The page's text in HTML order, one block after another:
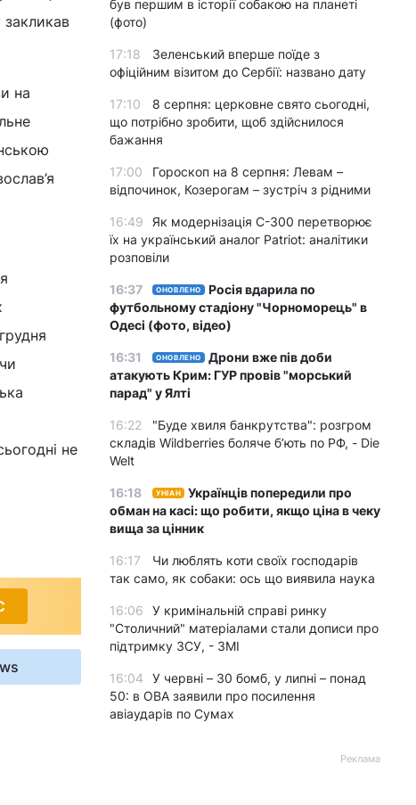
на
не
був першим в історії собакою на планеті
(фото)
17:18
Зеленський вперше поїде з
офіційним візитом до Сербії: названо дату
17:10
8 серпня: церковне свято сьогодні,
що потрібно зробити, щоб здійснилося
бажання
17:00
Гороскоп на 8 серпня: Левам –
відпочинок, Козерогам – зустріч з рідними
16:49
Як модернізація С-300 перетворює
їх на український аналог Patriot: аналітики
розповіли
16:37 ОНОВЛЕНО
Росія вдарила по
футбольному стадіону "Чорноморець" в
Одесі (фото, відео)
16:31 ОНОВЛЕНО
Дрони вже пів доби
атакують Крим: ГУР провів "морський
парад" у Ялті
16:22
"Буде хвиля банкрутства": розгром
складів Wildberries боляче бʼють по РФ, - Die
Welt
16:18 УНІАН
Українців попередили про
обман на касі: що робити, якщо ціна в чеку
вища за цінник
16:17
Чи люблять коти своїх господарів
так само, як собаки: ось що виявила наука
16:06
У кримінальній справі ринку
"Столичний" матеріалами стали дописи про
підтримку ЗСУ, - ЗМІ
16:04
У червні – 30 бомб, у липні – понад
50: в ОВА заявили про посилення
авіаударів по Сумах
Реклама